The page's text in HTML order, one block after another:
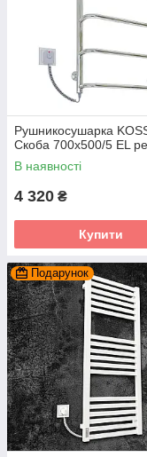
Рушникосушарка
Скоба 700х500/5 ЕL
В наявності
4 320 ₴
Купити
Подарунок